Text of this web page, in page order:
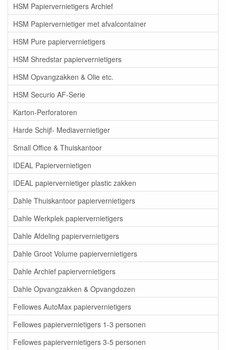
HSM Papiervernietigers Archief
HSM Papiervernietiger met afvalcontainer
HSM Pure papiervernietigers
HSM Shredstar papiervernietigers
HSM Opvangzakken & Olie etc.
HSM Securio AF-Serie
Karton-Perforatoren
Harde Schijf- Mediavernietiger
Small Office & Thuiskantoor
IDEAL Papiervernietigen
IDEAL papiervernietiger plastic zakken
Dahle Thuiskantoor papiervernietigers
Dahle Werkplek papiervernietigers
Dahle Afdeling papiervernietigers
Dahle Groot Volume papiervernietigers
Dahle Archief papiervernietigers
Dahle Opvangzakken & Opvangdozen
Fellowes AutoMax papiervernietigers
Fellowes papiervernietigers 1-3 personen
Fellowes papiervernietigers 3-5 personen